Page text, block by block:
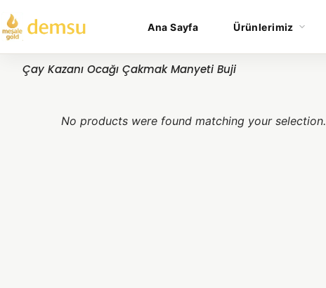
Ana Sayfa Ürünlerimiz
Çay Kazanı Ocağı Çakmak Manyeti Buji
No products were found matching your selection.